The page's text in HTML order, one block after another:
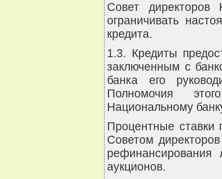
Совет директоров
ограничивать
кредита.
1.3. Кредиты
заключенным с
банка его
Полномочия
Национальному
Процентные ставки
Советом
рефинансирования
аукционов.